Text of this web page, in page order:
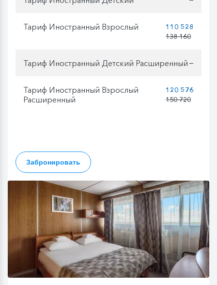
Тариф Иностранный Взрослый
110 528
138 160
Тариф Иностранный Детский Расширенный —
Тариф Иностранный Взрослый
Расширенный
120 576
150 720
Забронировать